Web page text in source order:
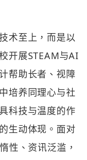
术至上，而是以
开展STEAM与AI
帮助长者、视障
培养同理心与社
科技与温度的作
生动体现。面对
性、资讯泛滥，